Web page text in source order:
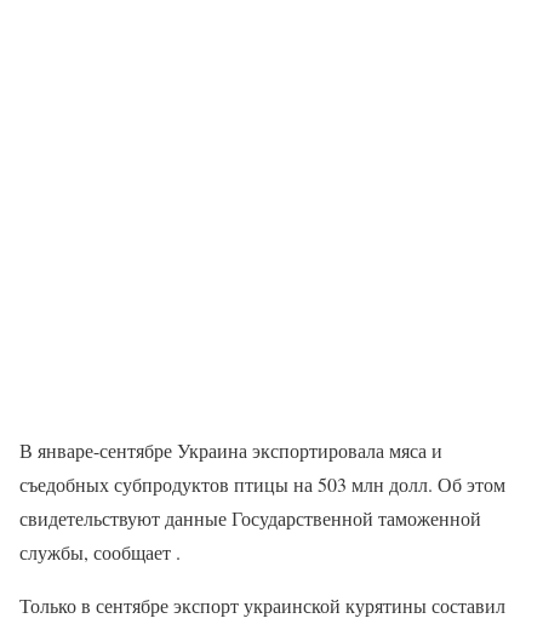
В январе-сентябре Украина экспортировала мяса и
съедобных субпродуктов птицы на 503 млн долл. Об этом
свидетельствуют данные Государственной таможенной
службы, сообщает .
Только в сентябре экспорт украинской курятины составил